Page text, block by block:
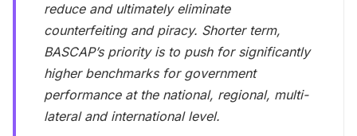
reduce and ultimately eliminate
counterfeiting and piracy. Shorter term,
BASCAP’s priority is to push for significantly
higher benchmarks for government
performance at the national, regional, multi-
lateral and international level.